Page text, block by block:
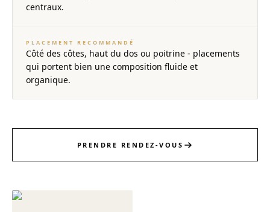
centraux.
PLACEMENT RECOMMANDÉ
Côté des côtes, haut du dos ou poitrine - placements
qui portent bien une composition fluide et
organique.
PRENDRE RENDEZ-VOUS